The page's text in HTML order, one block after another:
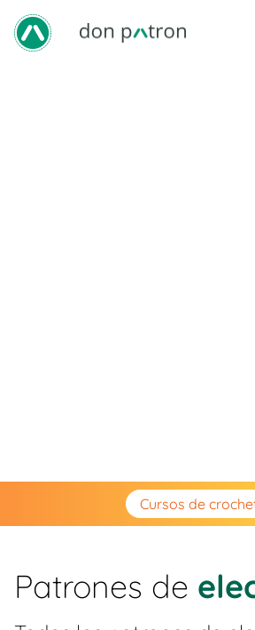
Cursos de
Patrones de